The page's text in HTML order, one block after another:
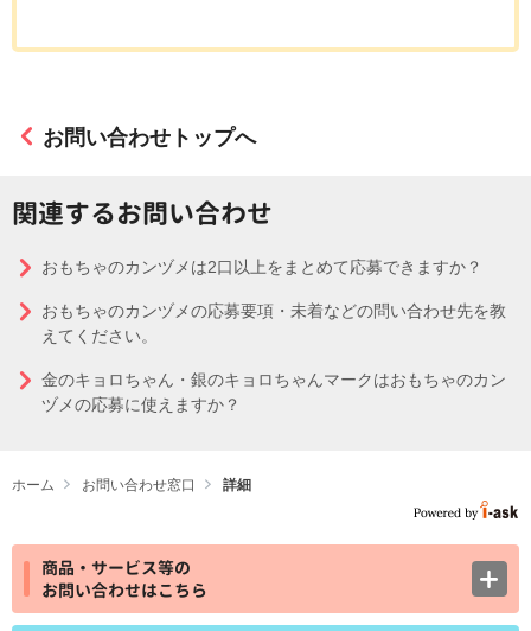
お問い合わせトップへ
関連するお問い合わせ
おもちゃのカンヅメは2口以上をまとめて応募できますか？
おもちゃのカンヅメの応募要項・未着などの問い合わせ先を教
えてください。
金のキョロちゃん・銀のキョロちゃんマークはおもちゃのカン
ヅメの応募に使えますか？
ホーム お問い合わせ窓口 詳細
商品・サービス等の
お問い合わせはこちら